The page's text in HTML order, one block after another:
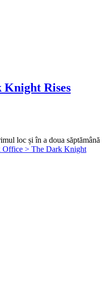
Rises
loc și în a doua săptămână
Office > The Dark Knight